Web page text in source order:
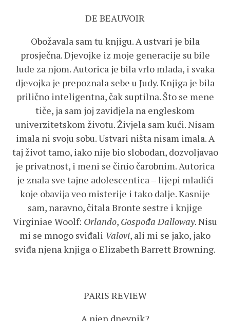
DE BEAUVOIR
Obožavala sam tu knjigu. A ustvari je bila
prosječna. Djevojke iz moje generacije su bile
lude za njom. Autorica je bila vrlo mlada, i svaka
djevojka je prepoznala sebe u Judy. Knjiga je bila
prilično inteligentna, čak suptilna. Što se mene
tiče, ja sam joj zavidjela na engleskom
univerzitetskom životu. Živjela sam kući. Nisam
imala ni svoju sobu. Ustvari ništa nisam imala. A
taj život tamo, iako nije bio slobodan, dozvoljavao
je privatnost, i meni se činio čarobnim. Autorica
je znala sve tajne adolescentica – lijepi mladići
koje obavija veo misterije i tako dalje. Kasnije
sam, naravno, čitala Bronte sestre i knjige
Virginiae Woolf: Orlando, Gospođa Dalloway. Nisu
mi se mnogo sviđali Valovi, ali mi se jako, jako
sviđa njena knjiga o Elizabeth Barrett Browning.
PARIS REVIEW
A njen dnevnik?